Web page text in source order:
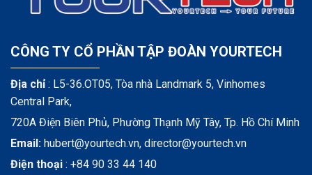
CÔNG TY CỔ PHẦN TẬP ĐOÀN YOURTECH
Địa chỉ: L5-36.OT05, Tòa nhà Landmark 5, Vinhomes
Central Park,
720A Điện Biên Phủ, Phường Thạnh Mỹ Tây, Tp. Hồ Chí Minh
Email: hubert@yourtech.vn, director@yourtech.vn
Điện thoại : +84 90 33 44 140